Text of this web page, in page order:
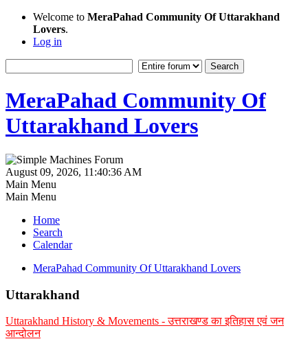
Welcome to MeraPahad Community Of Uttarakhand
Lovers.
Log in
MeraPahad Community Of
Uttarakhand Lovers
August 09, 2026, 11:40:36 AM
Main Menu
Main Menu
Home
Search
Calendar
MeraPahad Community Of Uttarakhand Lovers
Uttarakhand
Uttarakhand History & Movements - उत्तराखण्ड का इतिहास एवं जन
आन्दोलन